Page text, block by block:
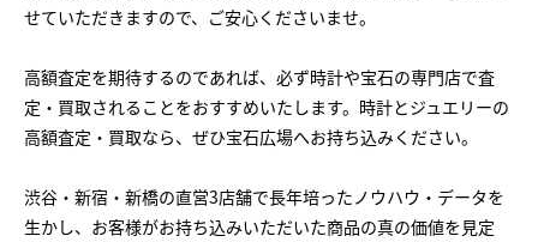
せていただきますので、ご安心くださいませ。
高額査定を期待するのであれば、必ず時計や宝石の専門店で査
定・買取されることをおすすめいたします。時計とジュエリーの
高額査定・買取なら、ぜひ宝石広場へお持ち込みください。
渋谷・新宿・新橋の直営3店舗で長年培ったノウハウ・データを
生かし、お客様がお持ち込みいただいた商品の真の価値を見定